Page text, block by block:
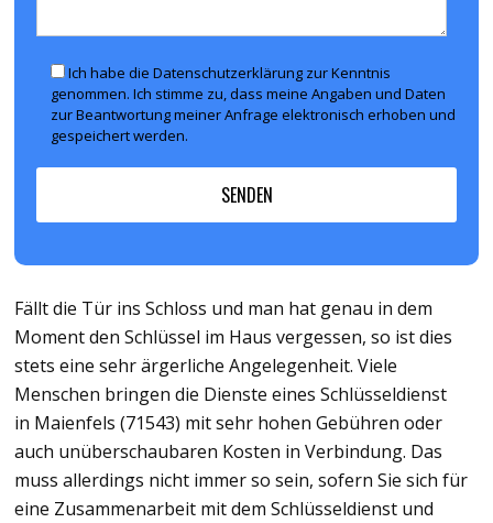
Ich habe die Datenschutzerklärung zur Kenntnis
genommen. Ich stimme zu, dass meine Angaben und Daten
zur Beantwortung meiner Anfrage elektronisch erhoben und
gespeichert werden.
Fällt die Tür ins Schloss und man hat genau in dem
Moment den Schlüssel im Haus vergessen, so ist dies
stets eine sehr ärgerliche Angelegenheit. Viele
Menschen bringen die Dienste eines Schlüsseldienst
in Maienfels (71543) mit sehr hohen Gebühren oder
auch unüberschaubaren Kosten in Verbindung. Das
muss allerdings nicht immer so sein, sofern Sie sich für
eine Zusammenarbeit mit dem Schlüsseldienst und